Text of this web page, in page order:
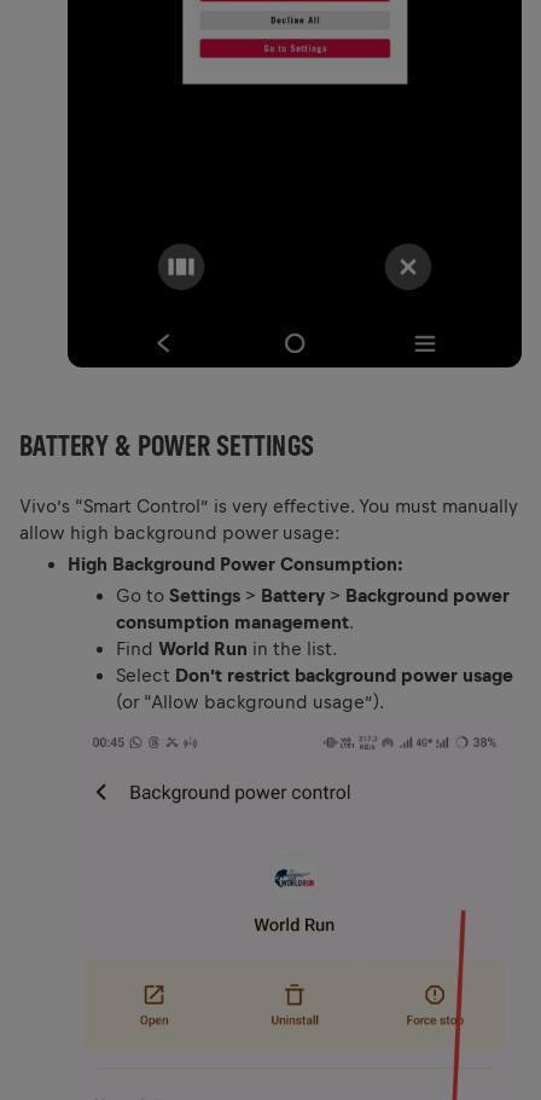
BATTERY & POWER SETTINGS
Vivo’s “Smart Control” is very effective. You must manually
allow high background power usage:
High Background Power Consumption:
Go to Settings > Battery > Background power
consumption management.
Find World Run in the list.
Select Don’t restrict background power usage
(or “Allow background usage”).